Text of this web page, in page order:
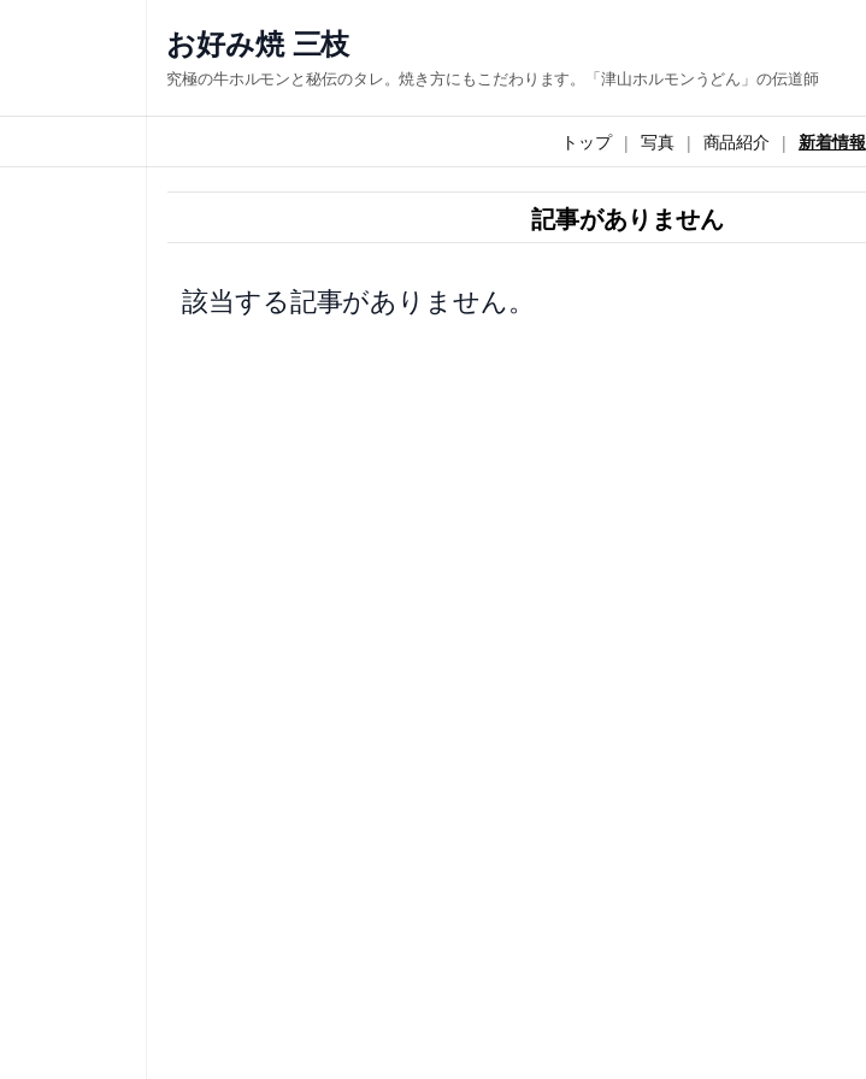
ス
キ
お好み焼 三枝
究極の牛ホルモンと秘伝のタレ。焼き方にもこだわります。「津山ホルモンうどん」の伝道師
トップ 写真 商品紹介 新着情報
記事がありません
該当する記事がありません。